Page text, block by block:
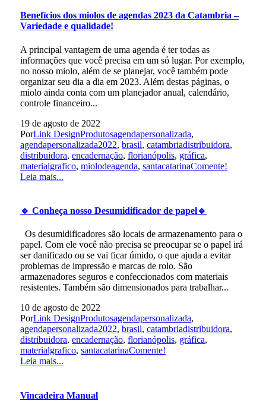
Benefícios dos miolos de agendas 2023 da Catambria –
Variedade e qualidade!
A principal vantagem de uma agenda é ter todas as
informações que você precisa em um só lugar. Por exemplo,
no nosso miolo, além de se planejar, você também pode
organizar seu dia a dia em 2023. Além destas páginas, o
miolo ainda conta com um planejador anual, calendário,
controle financeiro...
19 de agosto de 2022
PorLink DesignProdutosagendapersonalizada,
agendapersonalizada2022, brasil, catambriadistribuidora,
distribuidora, encadernação, florianópolis, gráfica,
materialgrafico, miolodeagenda, santacatarinaComente!
Leia mais...
🔹 Conheça nosso Desumidificador de papel🔹
Os desumidificadores são locais de armazenamento para o
papel. Com ele você não precisa se preocupar se o papel irá
ser danificado ou se vai ficar úmido, o que ajuda a evitar
problemas de impressão e marcas de rolo. São
armazenadores seguros e confeccionados com materiais
resistentes. Também são dimensionados para trabalhar...
10 de agosto de 2022
PorLink DesignProdutosagendapersonalizada,
agendapersonalizada2022, brasil, catambriadistribuidora,
distribuidora, encadernação, florianópolis, gráfica,
materialgrafico, santacatarinaComente!
Leia mais...
Vincadeira Manual